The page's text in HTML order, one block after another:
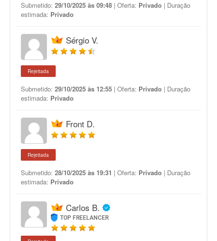
Submetido: 29/10/2025 às 09:48 | Oferta: Privado | Duração
estimada: Privado
Sérgio V.
Rejeitada
Submetido: 29/10/2025 às 12:55 | Oferta: Privado | Duração
estimada: Privado
Front D.
Rejeitada
Submetido: 28/10/2025 às 19:31 | Oferta: Privado | Duração
estimada: Privado
Carlos B.
TOP FREELANCER